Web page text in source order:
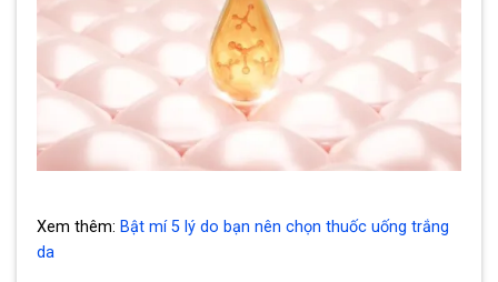
Xem thêm: Bật mí 5 lý do bạn nên chọn thuốc uống trắng
da